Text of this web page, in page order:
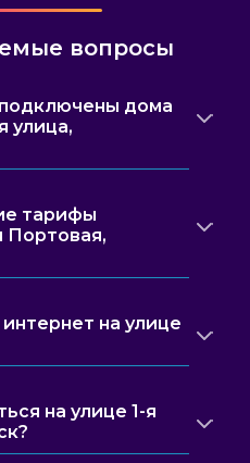
вопросы
дома
улица,
тарифы
Портовая,
на улице
на улице 1-я